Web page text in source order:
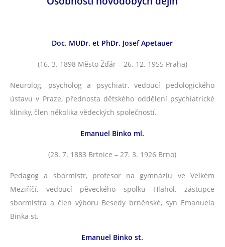
Doc. MUDr. et PhDr. Josef Apetauer
(16. 3. 1898 Město Žďár – 26. 12. 1955 Praha)
Neurolog, psycholog a psychiatr, vedoucí pedologického
ústavu v Praze, přednosta dětského oddělení psychiatrické
kliniky, člen několika vědeckých společností.
Emanuel Binko ml.
(28. 7. 1883 Brtnice – 27. 3. 1926 Brno)
Pedagog a sbormistr, profesor na gymnáziu ve Velkém
Meziříčí, vedoucí pěveckého spolku Hlahol, zástupce
sbormistra a člen výboru Besedy brněnské, syn Emanuela
Binka st.
Emanuel Binko st.